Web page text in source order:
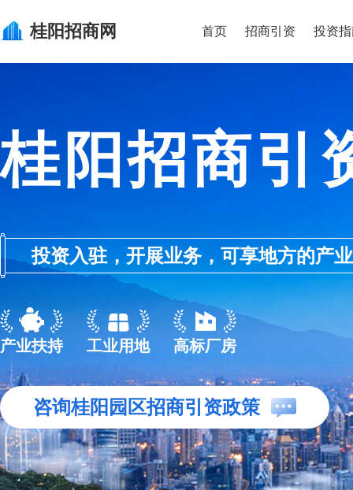
桂阳招商网 首页 招商引资 投资
桂阳招商引
投资入驻，开展业务，可享地方的产
产业扶持 工业用地 高标厂房
咨询桂阳园区招商引资政策